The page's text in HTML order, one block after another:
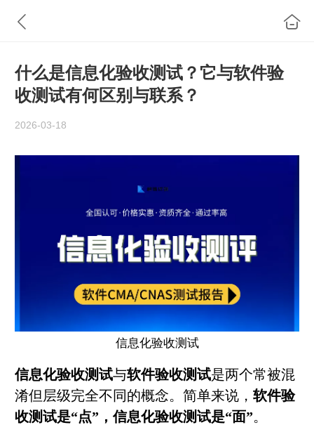
什么是信息化验收测试？它与软件验
收测试有何区别与联系？
2026-03-18
信息化验收测试
信息化验收测试与软件验收测试是两个常被混
淆但层级完全不同的概念。简单来说， 软件验
收测试是“点”，信息化验收测试是“面”。